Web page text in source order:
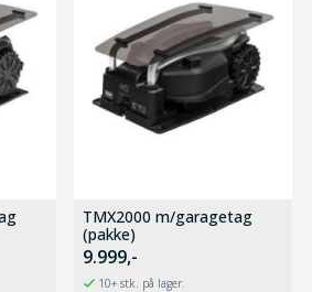
TMX2000 m/garagetag
(pakke)
9.999,-
10+ stk. på lager.